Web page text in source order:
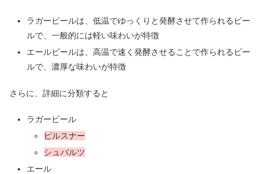
ラガービールは、低温でゆっくりと発酵させて作られるビー
ルで、一般的には軽い味わいが特徴
エールビールは、高温で速く発酵させることで作られるビー
ルで、濃厚な味わいが特徴
さらに、詳細に分類すると
ラガービール
ピルスナー
シュバルツ
エール